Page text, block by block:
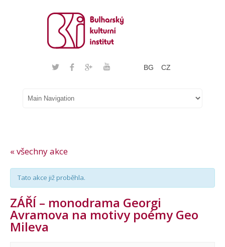
BG CZ
« všechny akce
Tato akce již proběhla.
ZÁŘÍ – monodrama Georgi
Avramova na motivy poémy Geo
Mileva